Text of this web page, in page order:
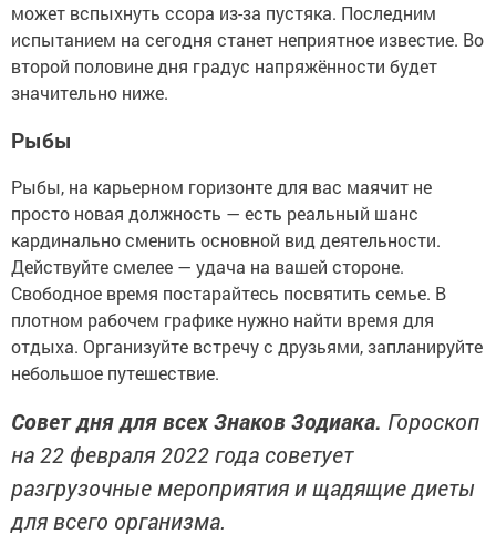
может вспыхнуть ссора из-за пустяка. Последним
испытанием на сегодня станет неприятное известие. Во
второй половине дня градус напряжённости будет
значительно ниже.
Рыбы
Рыбы, на карьерном горизонте для вас маячит не
просто новая должность — есть реальный шанс
кардинально сменить основной вид деятельности.
Действуйте смелее — удача на вашей стороне.
Свободное время постарайтесь посвятить семье. В
плотном рабочем графике нужно найти время для
отдыха. Организуйте встречу с друзьями, запланируйте
небольшое путешествие.
Совет дня для всех Знаков Зодиака. Гороскоп
на 22 февраля 2022 года советует
разгрузочные мероприятия и щадящие диеты
для всего организма.